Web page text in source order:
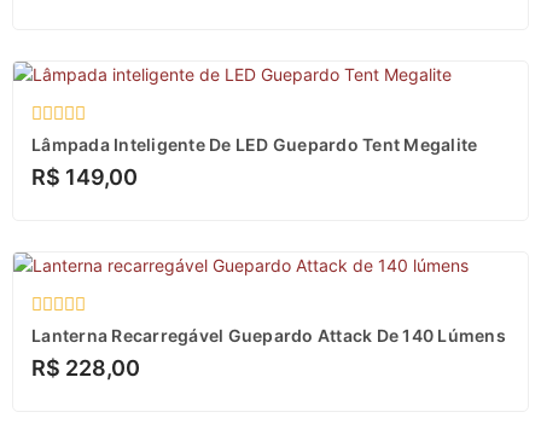
Avaliação
de
Lâmpada Inteligente De LED Guepardo Tent Megalite
R$ 149,00
Avaliação
de
Lanterna Recarregável Guepardo Attack De 140 Lúmens
R$ 228,00